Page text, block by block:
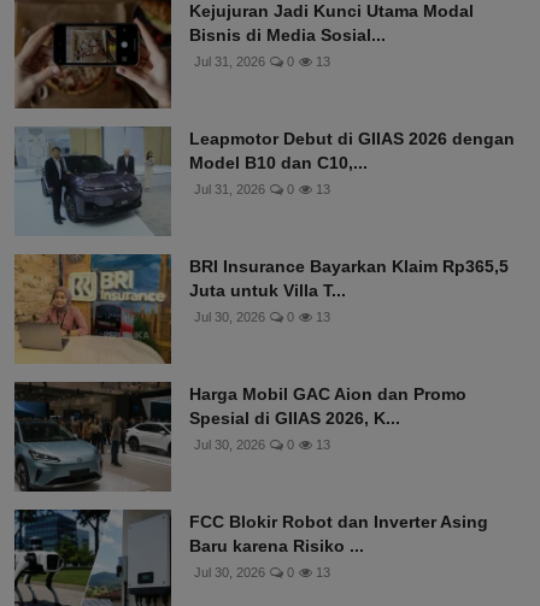
Kejujuran Jadi Kunci Utama Modal
Bisnis di Media Sosial...
Jul 31, 2026 0 13
Leapmotor Debut di GIIAS 2026 dengan
Model B10 dan C10,...
Jul 31, 2026 0 13
BRI Insurance Bayarkan Klaim Rp365,5
Juta untuk Villa T...
Jul 30, 2026 0 13
Harga Mobil GAC Aion dan Promo
Spesial di GIIAS 2026, K...
Jul 30, 2026 0 13
FCC Blokir Robot dan Inverter Asing
Baru karena Risiko ...
Jul 30, 2026 0 13